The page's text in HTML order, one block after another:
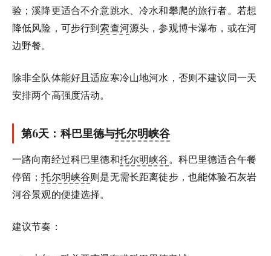
验；溪降更适合不介意跳水、冷水和攀爬的旅行者。若想
降低风险，可步行到索查河源头，参观博卡瀑布，或在河
边野餐。
除非全队体能好且适应寒冷山地河水，否则不建议同一天
安排两个高强度活动。
第6天：科巴里德与托尔明峡谷
一路向南经过科巴里德和托尔明峡谷。科巴里德适合午餐
停留；托尔明峡谷则是无需长距离徒步，也能体验石灰岩
河谷景观的便捷选择。
建议节奏：